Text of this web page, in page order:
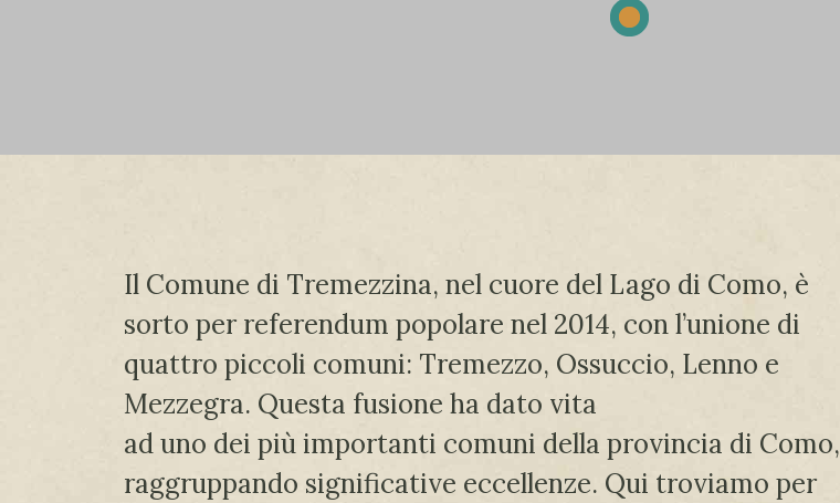
Il Comune di Tremezzina, nel cuore del Lago di Como, è
sorto per referendum popolare nel 2014, con l’unione di
quattro piccoli comuni: Tremezzo, Ossuccio, Lenno e
Mezzegra. Questa fusione ha dato vita
ad uno dei più importanti comuni della provincia di Como,
raggruppando significative eccellenze. Qui troviamo per